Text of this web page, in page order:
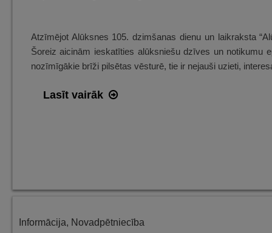
Atzīmējot Alūksnes 105. dzimšanas dienu un laikraksta
Šoreiz aicinām ieskatīties alūksniešu dzīves un
nozīmīgākie brīži pilsētas vēsturē, tie ir nejauši uzieti,
Lasīt vairāk
ieskats
lappusēs
Informācija, Novadpētniecība